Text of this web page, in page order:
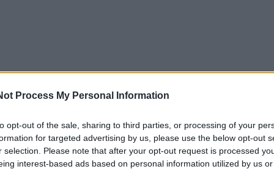
Process My Personal Information
opt-out of the sale, sharing to third parties, or processing of your
for targeted advertising by us, please use the below opt-out
selection. Please note that after your opt-out request is processed
interest-based ads based on personal information utilized by us
– ne mažiau našūs: ligoninė planuoja plėsti ir
skyrius bei padalinius.